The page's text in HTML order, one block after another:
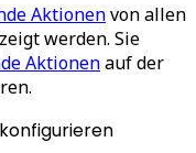
Aktionenvon allen
werden. Sie
Aktionenauf der